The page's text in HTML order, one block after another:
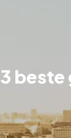
3 beste